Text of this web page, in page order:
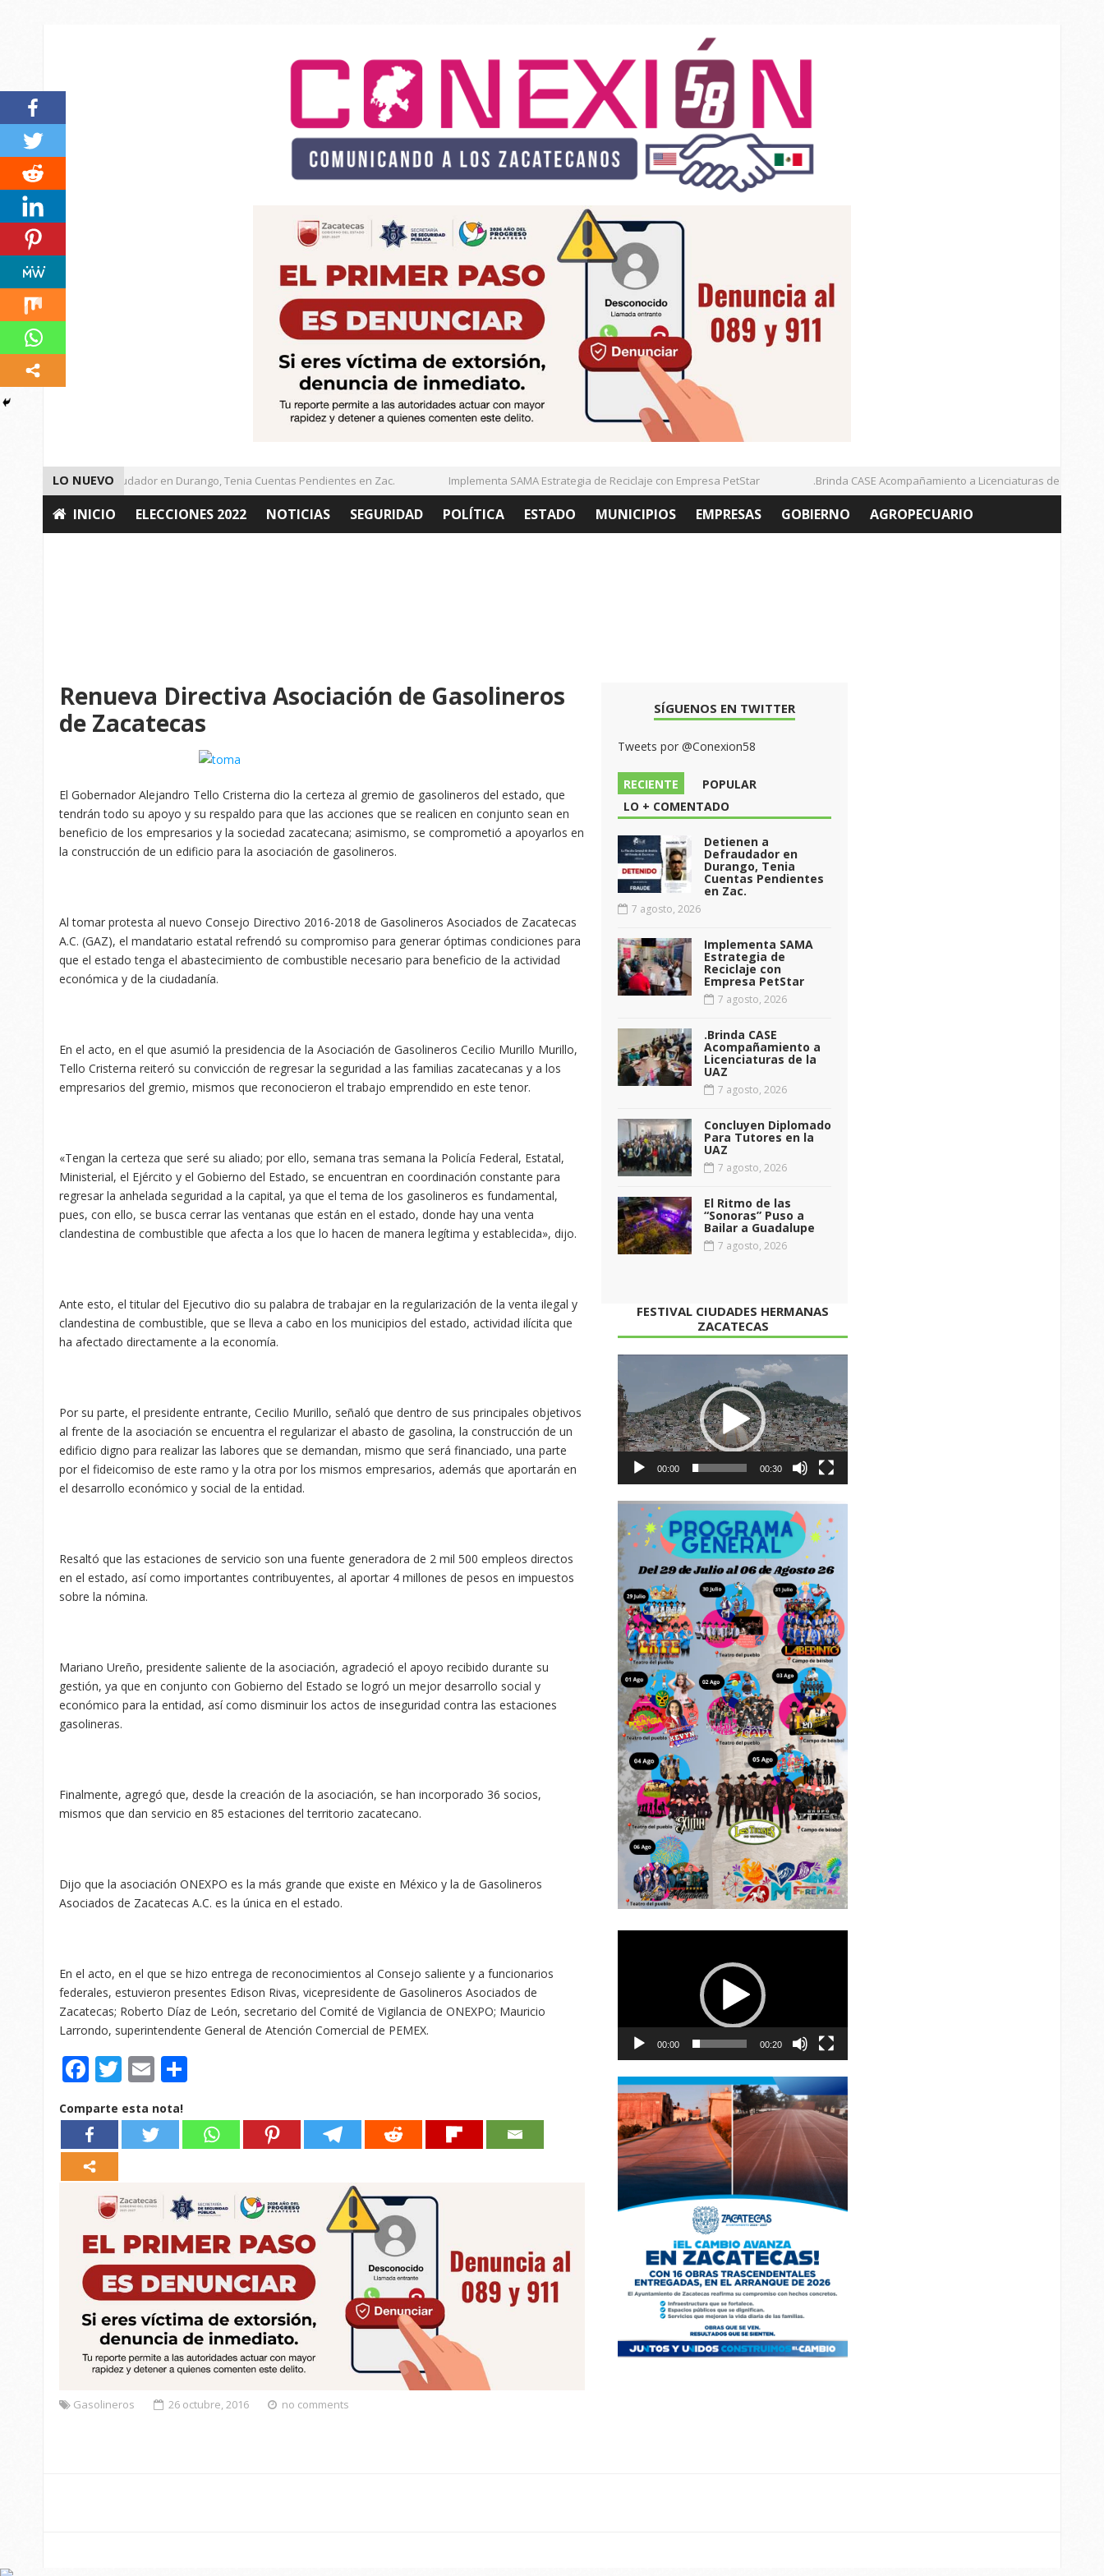
LO NUEVO
Detienen a Defraudador en Durango, Tenia Cuentas Pendientes en Zac. Implementa SAMA Estrategia de Reciclaje con Empresa PetStar .Brinda CASE Acompañamiento a Licenciaturas de la UAZ
INICIO ELECCIONES 2022 NOTICIAS SEGURIDAD POLÍTICA ESTADO MUNICIPIOS EMPRESAS GOBIERNO AGROPECUARIO
Renueva Directiva Asociación de Gasolineros
de Zacatecas
El Gobernador Alejandro Tello Cristerna dio la certeza al gremio de gasolineros del estado, que
tendrán todo su apoyo y su respaldo para que las acciones que se realicen en conjunto sean en
beneficio de los empresarios y la sociedad zacatecana; asimismo, se comprometió a apoyarlos en
la construcción de un edificio para la asociación de gasolineros.
Al tomar protesta al nuevo Consejo Directivo 2016-2018 de Gasolineros Asociados de Zacatecas
A.C. (GAZ), el mandatario estatal refrendó su compromiso para generar óptimas condiciones para
que el estado tenga el abastecimiento de combustible necesario para beneficio de la actividad
económica y de la ciudadanía.
En el acto, en el que asumió la presidencia de la Asociación de Gasolineros Cecilio Murillo Murillo,
Tello Cristerna reiteró su convicción de regresar la seguridad a las familias zacatecanas y a los
empresarios del gremio, mismos que reconocieron el trabajo emprendido en este tenor.
«Tengan la certeza que seré su aliado; por ello, semana tras semana la Policía Federal, Estatal,
Ministerial, el Ejército y el Gobierno del Estado, se encuentran en coordinación constante para
regresar la anhelada seguridad a la capital, ya que el tema de los gasolineros es fundamental,
pues, con ello, se busca cerrar las ventanas que están en el estado, donde hay una venta
clandestina de combustible que afecta a los que lo hacen de manera legítima y establecida», dijo.
Ante esto, el titular del Ejecutivo dio su palabra de trabajar en la regularización de la venta ilegal y
clandestina de combustible, que se lleva a cabo en los municipios del estado, actividad ilícita que
ha afectado directamente a la economía.
Por su parte, el presidente entrante, Cecilio Murillo, señaló que dentro de sus principales objetivos
al frente de la asociación se encuentra el regularizar el abasto de gasolina, la construcción de un
edificio digno para realizar las labores que se demandan, mismo que será financiado, una parte
por el fideicomiso de este ramo y la otra por los mismos empresarios, además que aportarán en
el desarrollo económico y social de la entidad.
Resaltó que las estaciones de servicio son una fuente generadora de 2 mil 500 empleos directos
en el estado, así como importantes contribuyentes, al aportar 4 millones de pesos en impuestos
sobre la nómina.
Mariano Ureño, presidente saliente de la asociación, agradeció el apoyo recibido durante su
gestión, ya que en conjunto con Gobierno del Estado se logró un mejor desarrollo social y
económico para la entidad, así como disminuir los actos de inseguridad contra las estaciones
gasolineras.
Finalmente, agregó que, desde la creación de la asociación, se han incorporado 36 socios,
mismos que dan servicio en 85 estaciones del territorio zacatecano.
Dijo que la asociación ONEXPO es la más grande que existe en México y la de Gasolineros
Asociados de Zacatecas A.C. es la única en el estado.
En el acto, en el que se hizo entrega de reconocimientos al Consejo saliente y a funcionarios
federales, estuvieron presentes Edison Rivas, vicepresidente de Gasolineros Asociados de
Zacatecas; Roberto Díaz de León, secretario del Comité de Vigilancia de ONEXPO; Mauricio
Larrondo, superintendente General de Atención Comercial de PEMEX.
Facebook
Twitter
Email
Comparte esta nota!
Gasolineros 26 octubre, 2016 no comments
SÍGUENOS EN TWITTER
Tweets por @Conexion58
RECIENTE
POPULAR
LO + COMENTADO
Detienen a
Defraudador en
Durango, Tenia
Cuentas Pendientes
en Zac.
7 agosto, 2026
Implementa SAMA
Estrategia de
Reciclaje con
Empresa PetStar
7 agosto, 2026
.Brinda CASE
Acompañamiento a
Licenciaturas de la
UAZ
7 agosto, 2026
Concluyen Diplomado
Para Tutores en la
UAZ
7 agosto, 2026
El Ritmo de las
“Sonoras” Puso a
Bailar a Guadalupe
7 agosto, 2026
FESTIVAL CIUDADES HERMANAS
ZACATECAS
de
vídeo
00:00 00:30
00:00 00:20